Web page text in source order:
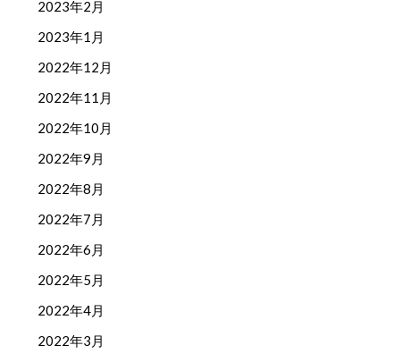
2023年2月
2023年1月
2022年12月
2022年11月
2022年10月
2022年9月
2022年8月
2022年7月
2022年6月
2022年5月
2022年4月
2022年3月